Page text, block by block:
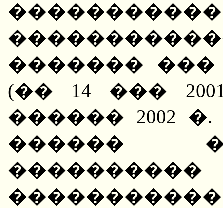
�������
(�� 14 ���
������ 2002
������